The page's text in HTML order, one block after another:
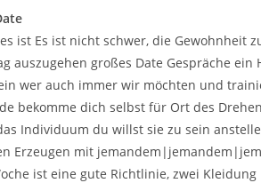
ist Es ist nicht schwer, die Gewohnheit
auszugehen großes Date Gespräche
wer auch immer wir möchten und
bekomme dich selbst für Ort des
Individuum du willst sie zu sein
Erzeugen mit
ist eine gute Richtlinie, zwei